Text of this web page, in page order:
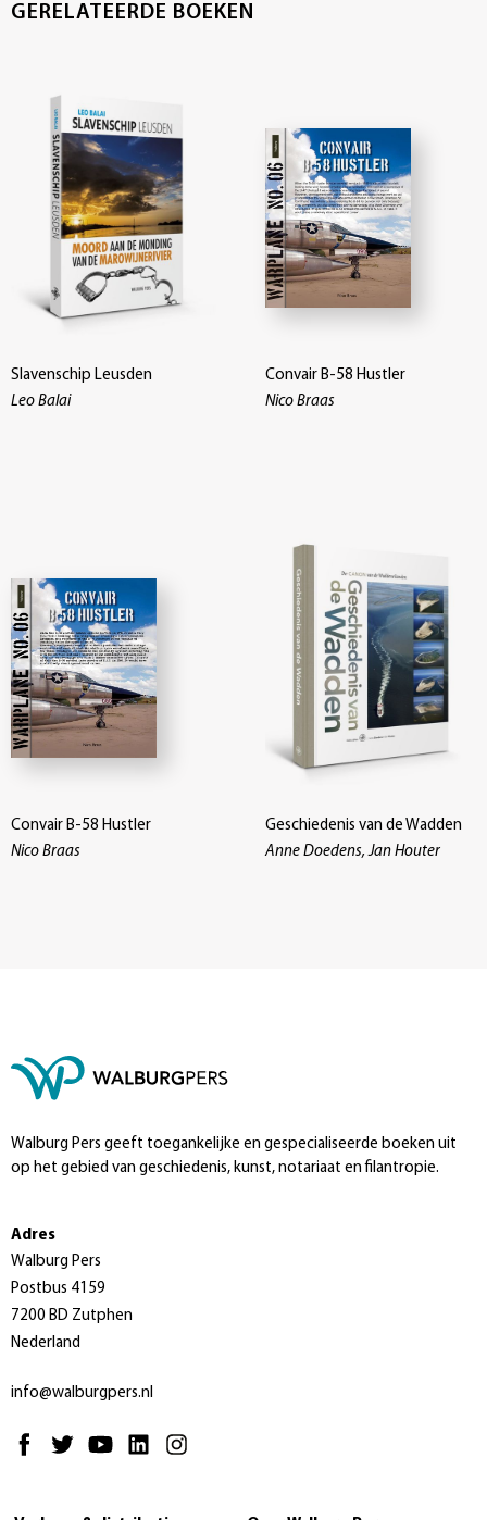
GERELATEERDE BOEKEN
Slavenschip Leusden
Leo Balai
Convair B-58 Hustler
Nico Braas
Convair B-58 Hustler
Nico Braas
Geschiedenis van de Wadden
Anne Doedens, Jan Houter
Walburg Pers geeft toegankelijke en gespecialiseerde boeken uit
op het gebied van geschiedenis, kunst, notariaat en filantropie.
Adres
Walburg Pers
Postbus 4159
7200 BD Zutphen
Nederland
info@walburgpers.nl